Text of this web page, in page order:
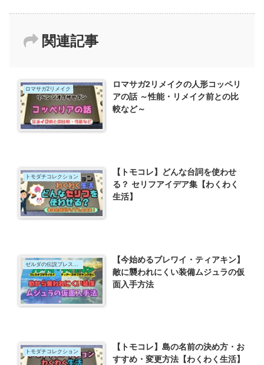
関連記事
ロマサガ2リメイク
ロマサガ2リメイクの人形コッペリ
アの話 ～性能・リメイク前との比
較など～
トモダチコレクション
【トモコレ】どんな台詞を使わせ
る？ セリフアイデア集【わくわく
生活】
【今始めるブレワイ・ティアキン】
敵に襲われにくい装備ムジュラの仮
面入手方法
トモダチコレクション
【トモコレ】島の名前の決め方・お
すすめ・変更方法【わくわく生活】